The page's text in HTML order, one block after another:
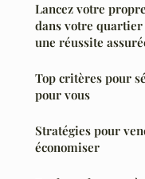
Lancez votre
dans votre
une réussite
Top critères pour
pour vous
Stratégies pour
économiser